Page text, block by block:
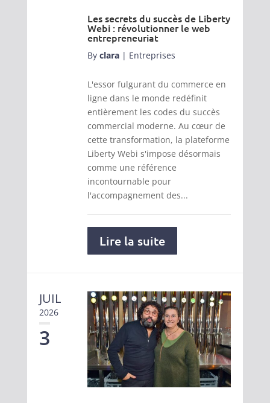
Les secrets du succès de Liberty
Webi : révolutionner le web
entrepreneuriat
By clara| Entreprises
L'essor fulgurant du commerce en
ligne dans le monde redéfinit
entièrement les codes du succès
commercial moderne. Au cœur de
cette transformation, la plateforme
Liberty Webi s'impose désormais
comme une référence
incontournable pour
l'accompagnement des...
Lire la suite
JUIL
2026
3